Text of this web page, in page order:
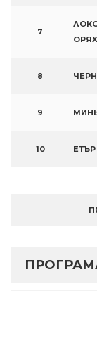
7
8
9
10 ЕТЪР